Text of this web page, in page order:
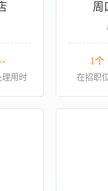
理用时
周
1个
在招职